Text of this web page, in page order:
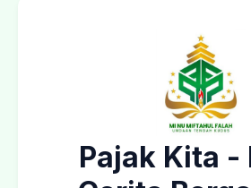
Pajak Kita -